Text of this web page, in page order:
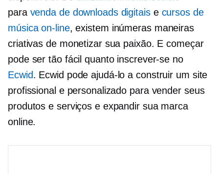
para venda de downloads digitaise cursos de
música on-line, existem inúmeras maneiras
criativas de monetizar sua paixão. E começar
pode ser tão fácil quanto inscrever-se no
Ecwid. Ecwid pode ajudá-lo a construir um site
profissional e personalizado para vender seus
produtos e serviços e expandir sua marca
online.